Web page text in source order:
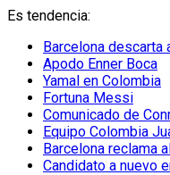
Es tendencia:
Barcelona descarta
Apodo Enner Boca
Yamal en Colombia
Fortuna Messi
Comunicado de
Equipo Colombia
Barcelona reclama
Candidato a nuevo